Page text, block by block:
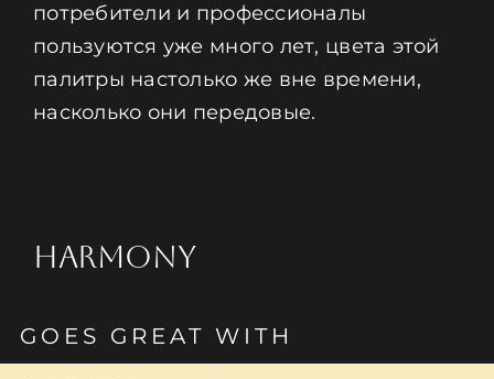
потребители и профессионалы
пользуются уже много лет, цвета этой
палитры настолько же вне времени,
насколько они передовые.
HARMONY
GOES GREAT WITH